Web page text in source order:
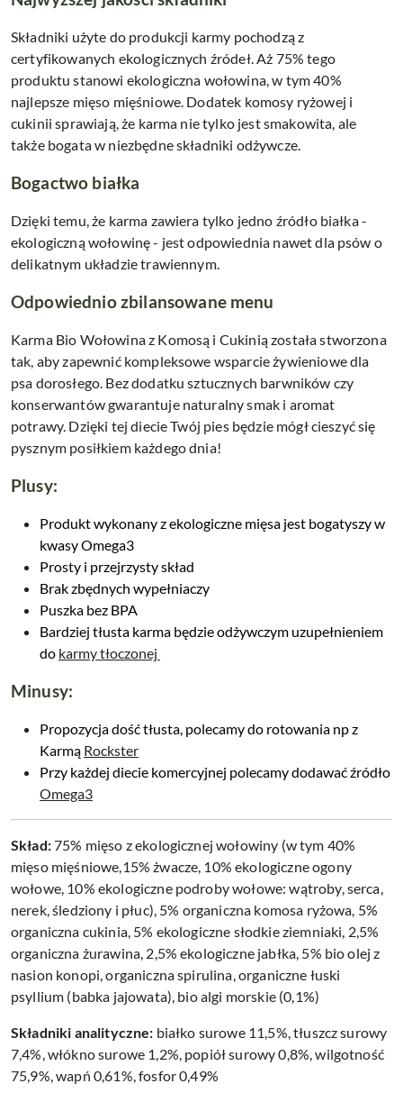
Składniki użyte do produkcji karmy pochodzą z
certyfikowanych ekologicznych źródeł. Aż 75% tego
produktu stanowi ekologiczna wołowina, w tym 40%
najlepsze mięso mięśniowe. Dodatek komosy ryżowej i
cukinii sprawiają, że karma nie tylko jest smakowita, ale
także bogata w niezbędne składniki odżywcze.
Bogactwo białka
Dzięki temu, że karma zawiera tylko jedno źródło białka -
ekologiczną wołowinę - jest odpowiednia nawet dla psów o
delikatnym układzie trawiennym.
Odpowiednio zbilansowane menu
Karma Bio Wołowina z Komosą i Cukinią została stworzona
tak, aby zapewnić kompleksowe wsparcie żywieniowe dla
psa dorosłego. Bez dodatku sztucznych barwników czy
konserwantów gwarantuje naturalny smak i aromat
potrawy. Dzięki tej diecie Twój pies będzie mógł cieszyć się
pysznym posiłkiem każdego dnia!
Plusy:
Produkt wykonany z ekologiczne mięsa jest bogatyszy w
kwasy Omega3
Prosty i przejrzysty skład
Brak zbędnych wypełniaczy
Puszka bez BPA
Bardziej tłusta karma będzie odżywczym uzupełnieniem
do karmy tłoczonej
Minusy:
Propozycja dość tłusta, polecamy do rotowania np z
Karmą Rockster
Przy każdej diecie komercyjnej polecamy dodawać źródło
Omega3
Skład:75% mięso z ekologicznej wołowiny (w tym 40%
mięso mięśniowe,15% żwacze, 10% ekologiczne ogony
wołowe, 10% ekologiczne podroby wołowe: wątroby, serca,
nerek, śledziony i płuc), 5% organiczna komosa ryżowa, 5%
organiczna cukinia, 5% ekologiczne słodkie ziemniaki, 2,5%
organiczna żurawina, 2,5% ekologiczne jabłka, 5% bio olej z
nasion konopi, organiczna spirulina, organiczne łuski
psyllium (babka jajowata), bio algi morskie (0,1%)
Składniki analityczne: białko surowe 11,5%, tłuszcz surowy
7,4%, włókno surowe 1,2%, popiół surowy 0,8%, wilgotność
75,9%, wapń 0,61%, fosfor 0,49%